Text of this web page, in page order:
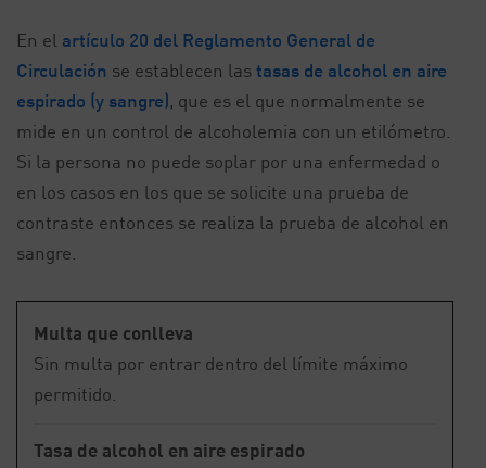
En el artículo 20 del Reglamento General de
Circulación se establecen lastasas de alcohol en aire
espirado (y sangre), que es el que normalmente se
mide en un control de alcoholemia con un etilómetro.
Si la persona no puede soplar por una enfermedad o
en los casos en los que se solicite una prueba de
contraste entonces se realiza la prueba de alcohol en
sangre.
Multa que conlleva
Sin multa por entrar dentro del límite máximo
permitido.
Tasa de alcohol en aire espirado